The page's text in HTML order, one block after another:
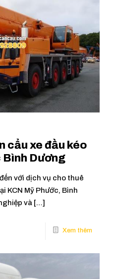
cẩu xe đầu kéo
Bình Dương
với dịch vụ cho thuê
KCN Mỹ Phước, Bình
và […]